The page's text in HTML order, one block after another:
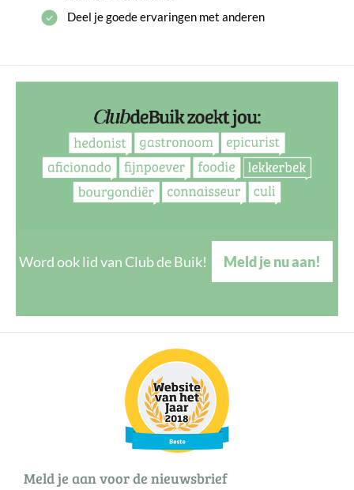
Deel je goede ervaringen met anderen
Word ook lid van Club de Buik! Meld je nu aan!
Meld je aan voor de nieuwsbrief